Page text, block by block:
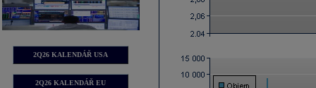
2Q26 KALENDÁŘ USA
2Q26 KALENDÁŘ EU